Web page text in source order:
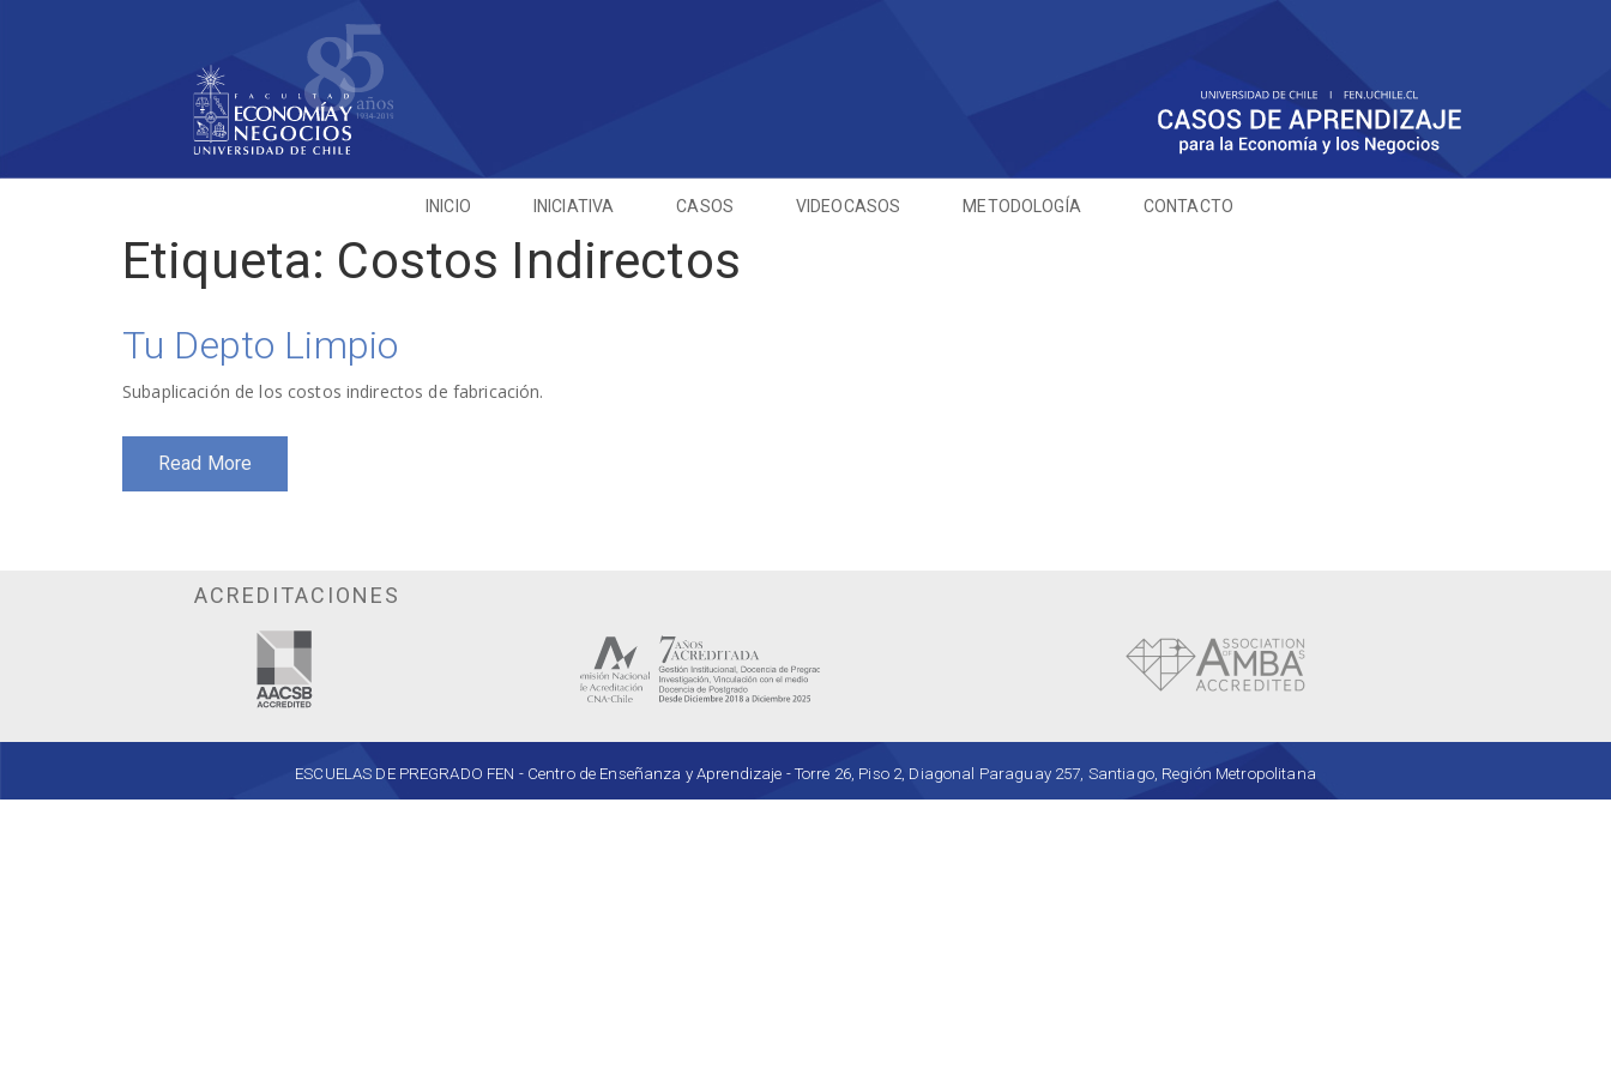
INICIO INICIATIVA CASOS VIDEOCASOS METODOLOGÍA CONTACTO
Etiqueta: Costos Indirectos
Tu Depto Limpio
Subaplicación de los costos indirectos de fabricación.
Read More
ACREDITACIONES
ESCUELAS DE PREGRADO FEN - Centro de Enseñanza y Aprendizaje - Torre 26, Piso 2, Diagonal Paraguay 257, Santiago, Región Metropolitana